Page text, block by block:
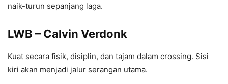
naik-turun sepanjang laga.
LWB – Calvin Verdonk
Kuat secara fisik, disiplin, dan tajam dalam crossing. Sisi
kiri akan menjadi jalur serangan utama.